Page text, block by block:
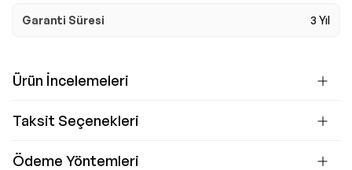
Garanti Süresi 3 Yıl
Ürün İncelemeleri
Taksit Seçenekleri
Ödeme Yöntemleri